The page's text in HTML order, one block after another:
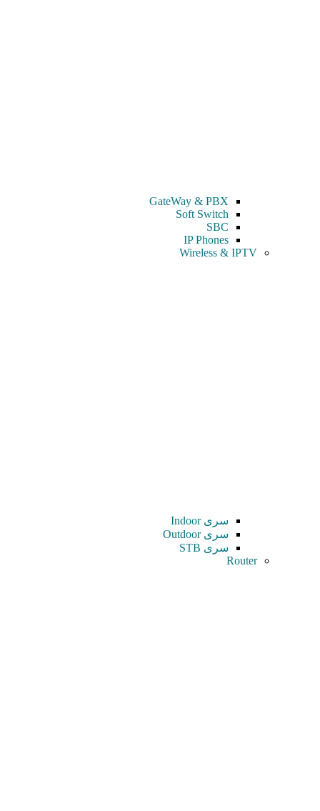
GateWay & PBX
Soft Switch
SBC
IP Phones
Wireless & IPTV
سری Indoor
سری Outdoor
سری STB
Router